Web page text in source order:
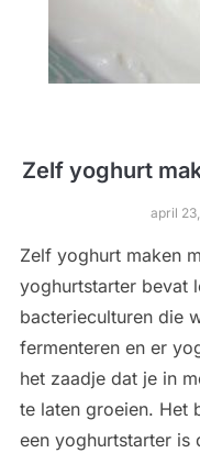
Zelf yoghurt
april
Zelf yoghurt maken
yoghurtstarter bevat
bacterieculturen die
fermenteren en er
het zaadje dat je in
te laten groeien. Het
een yoghurtstarter is